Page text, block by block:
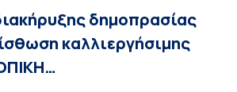
δημοπρασίας
καλλιεργήσιμης